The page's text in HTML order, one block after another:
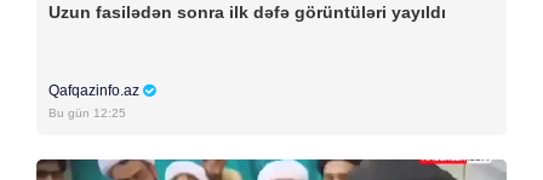
Uzun fasilədən sonra ilk dəfə görüntüləri yayıldı
Qafqazinfo.az
Bu gün 12:25